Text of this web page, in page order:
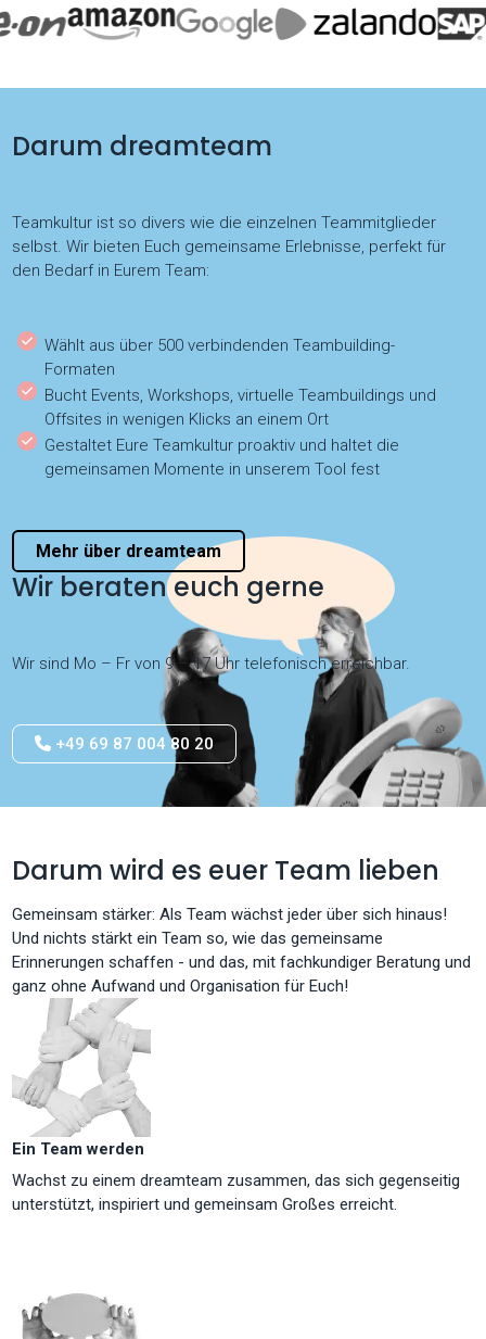
Darum dreamteam
Teamkultur ist so divers wie die einzelnen Teammitglieder
selbst. Wir bieten Euch gemeinsame Erlebnisse, perfekt für
den Bedarf in Eurem Team:
Wählt aus über 500 verbindenden Teambuilding-
Formaten
Bucht Events, Workshops, virtuelle Teambuildings und
Offsites in wenigen Klicks an einem Ort
Gestaltet Eure Teamkultur proaktiv und haltet die
gemeinsamen Momente in unserem Tool fest
Mehr über dreamteam
Wir beraten euch gerne
Wir sind Mo – Fr von 9 – 17 Uhr telefonisch erreichbar.
+49 69 87 004 80 20
Darum wird es euer Team lieben
Gemeinsam stärker: Als Team wächst jeder über sich hinaus!
Und nichts stärkt ein Team so, wie das gemeinsame
Erinnerungen schaffen - und das, mit fachkundiger Beratung und
ganz ohne Aufwand und Organisation für Euch!
Ein Team werden
Wachst zu einem dreamteam zusammen, das sich gegenseitig
unterstützt, inspiriert und gemeinsam Großes erreicht.